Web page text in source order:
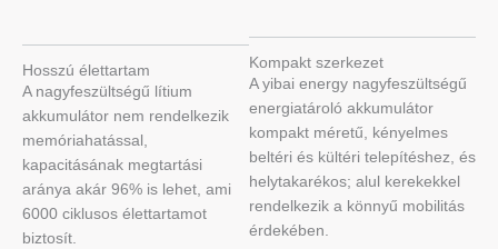
Hosszú élettartam
A nagyfeszültségű lítium
akkumulátor nem rendelkezik
memóriahatással,
kapacitásának megtartási
aránya akár 96% is lehet, ami
6000 ciklusos élettartamot
biztosít.
Kompakt szerkezet
A yibai energy nagyfeszültségű
energiatároló akkumulátor
kompakt méretű, kényelmes
beltéri és kültéri telepítéshez, és
helytakarékos; alul kerekekkel
rendelkezik a könnyű mobilitás
érdekében.